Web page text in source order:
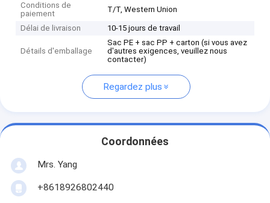
Conditions de
paiement
T/T, Western Union
Délai de livraison 10-15 jours de travail
Détails d'emballage
Sac PE + sac PP + carton (si vous avez
d'autres exigences, veuillez nous
contacter)
Regardez plus
Coordonnées
Mrs. Yang
+8618926802440